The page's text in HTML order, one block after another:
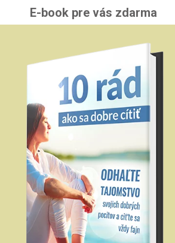
E-book pre vás zdarma